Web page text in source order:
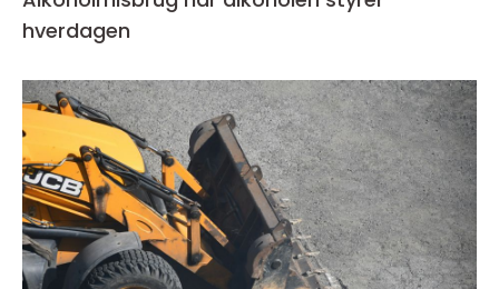
hverdagen